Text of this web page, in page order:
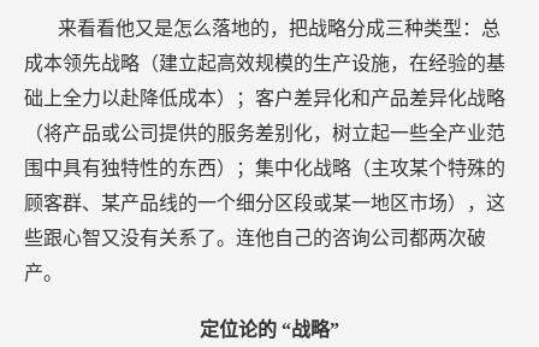
来看看他又是怎么落地的，把战略分成三种类型：总
成本领先战略（建立起高效规模的生产设施，在经验的基
础上全力以赴降低成本）；客户差异化和产品差异化战略
（将产品或公司提供的服务差别化，树立起一些全产业范
围中具有独特性的东西）；集中化战略（主攻某个特殊的
顾客群、某产品线的一个细分区段或某一地区市场），这
些跟心智又没有关系了。连他自己的咨询公司都两次破
产。
定位论的 “战略”